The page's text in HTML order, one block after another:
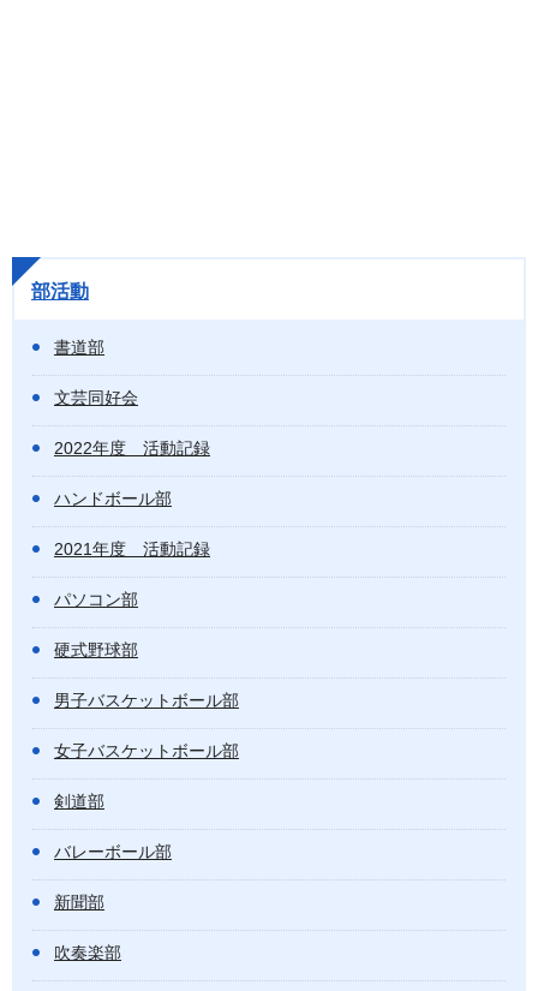
部活動
書道部
文芸同好会
2022年度 活動記録
ハンドボール部
2021年度 活動記録
パソコン部
硬式野球部
男子バスケットボール部
女子バスケットボール部
剣道部
バレーボール部
新聞部
吹奏楽部